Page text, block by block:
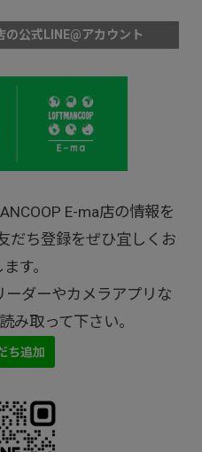
公式LINE@アカウント
E-ma店の情報を
だち登録をぜひ宜しくお
す。
ーダーやカメラアプリな
み取って下さい。